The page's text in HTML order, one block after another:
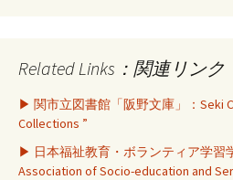
Related Links：関連リンク
▶ 関市立図書館「阪野文庫」：Seki
Collections ”
▶ 日本福祉教育・ボランティア学習
Association of Socio-education and